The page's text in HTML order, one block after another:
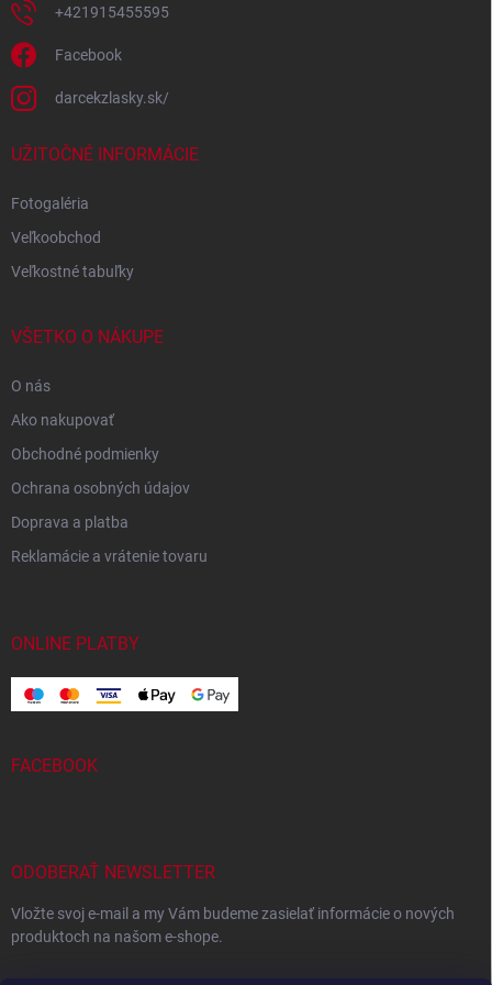
+421915455595
Facebook
darcekzlasky.sk/
UŽITOČNÉ INFORMÁCIE
Fotogaléria
Veľkoobchod
Veľkostné tabuľky
VŠETKO O NÁKUPE
O nás
Ako nakupovať
Obchodné podmienky
Ochrana osobných údajov
Doprava a platba
Reklamácie a vrátenie tovaru
ONLINE PLATBY
FACEBOOK
ODOBERAŤ NEWSLETTER
Vložte svoj e-mail a my Vám budeme zasielať informácie o nových
produktoch na našom e-shope.